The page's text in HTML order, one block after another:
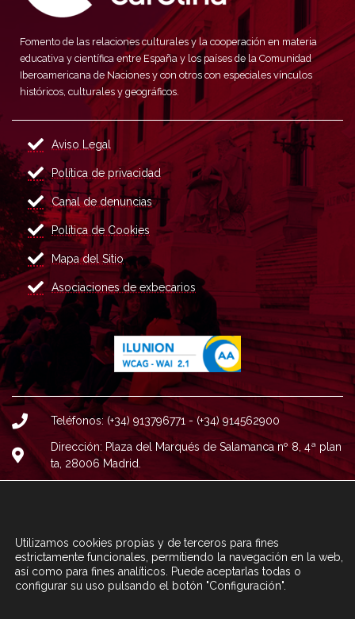
Fomento de las relaciones culturales y la cooperación en materia
educativa y científica entre España y los países de la Comunidad
Iberoamericana de Naciones y con otros con especiales vínculos
históricos, culturales y geográficos.
Aviso Legal
Política de privacidad
Canal de denuncias
Política de Cookies
Mapa del Sitio
Asociaciones de exbecarios
Teléfonos: (+34) 913796771 - (+34) 914562900
Dirección: Plaza del Marqués de Salamanca nº 8, 4ª plan
ta, 28006 Madrid.
Utilizamos cookies propias y de terceros para fines
estrictamente funcionales, permitiendo la navegación en la web,
así como para fines analíticos. Puede aceptarlas todas o
configurar su uso pulsando el botón "Configuración".